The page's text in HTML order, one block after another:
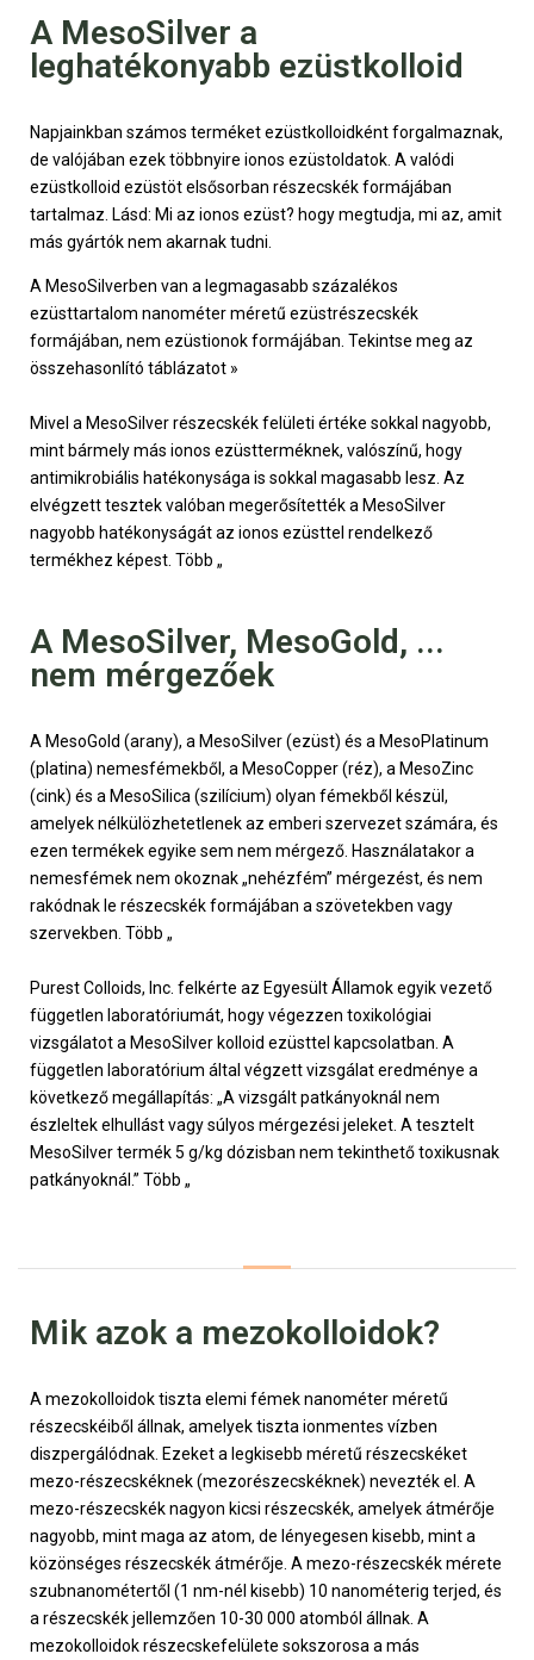
A MesoSilver a
leghatékonyabb ezüstkolloid
Napjainkban számos terméket ezüstkolloidként forgalmaznak,
de valójában ezek többnyire ionos ezüstoldatok. A valódi
ezüstkolloid ezüstöt elsősorban részecskék formájában
tartalmaz. Lásd: Mi az ionos ezüst? hogy megtudja, mi az, amit
más gyártók nem akarnak tudni.
A MesoSilverben van a legmagasabb százalékos
ezüsttartalom nanométer méretű ezüstrészecskék
formájában, nem ezüstionok formájában. Tekintse meg az
összehasonlító táblázatot »
Mivel a MesoSilver részecskék felületi értéke sokkal nagyobb,
mint bármely más ionos ezüstterméknek, valószínű, hogy
antimikrobiális hatékonysága is sokkal magasabb lesz. Az
elvégzett tesztek valóban megerősítették a MesoSilver
nagyobb hatékonyságát az ionos ezüsttel rendelkező
termékhez képest. Több „
A MesoSilver, MesoGold, ...
nem mérgezőek
A MesoGold (arany), a MesoSilver (ezüst) és a MesoPlatinum
(platina) nemesfémekből, a MesoCopper (réz), a MesoZinc
(cink) és a MesoSilica (szilícium) olyan fémekből készül,
amelyek nélkülözhetetlenek az emberi szervezet számára, és
ezen termékek egyike sem nem mérgező. Használatakor a
nemesfémek nem okoznak „nehézfém” mérgezést, és nem
rakódnak le részecskék formájában a szövetekben vagy
szervekben. Több „
Purest Colloids, Inc. felkérte az Egyesült Államok egyik vezető
független laboratóriumát, hogy végezzen toxikológiai
vizsgálatot a MesoSilver kolloid ezüsttel kapcsolatban. A
független laboratórium által végzett vizsgálat eredménye a
következő megállapítás: „A vizsgált patkányoknál nem
észleltek elhullást vagy súlyos mérgezési jeleket. A tesztelt
MesoSilver termék 5 g/kg dózisban nem tekinthető toxikusnak
patkányoknál.” Több „
Mik azok a mezokolloidok?
A mezokolloidok tiszta elemi fémek nanométer méretű
részecskéiből állnak, amelyek tiszta ionmentes vízben
diszpergálódnak. Ezeket a legkisebb méretű részecskéket
mezo-részecskéknek (mezorészecskéknek) nevezték el. A
mezo-részecskék nagyon kicsi részecskék, amelyek átmérője
nagyobb, mint maga az atom, de lényegesen kisebb, mint a
közönséges részecskék átmérője. A mezo-részecskék mérete
szubnanométertől (1 nm-nél kisebb) 10 nanométerig terjed, és
a részecskék jellemzően 10-30 000 atomból állnak. A
mezokolloidok részecskefelülete sokszorosa a más